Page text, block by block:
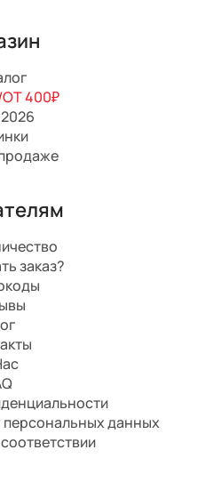
400₽
заказ?
персональных данных